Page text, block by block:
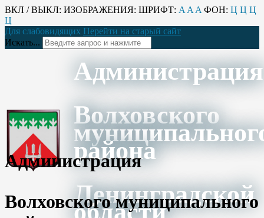
ВКЛ / ВЫКЛ: ИЗОБРАЖЕНИЯ: ШРИФТ: A A A ФОН: Ц Ц Ц
Ц
Для слабовидящих Перейти на старый сайт
Искать...
Администрация
Волховского
района
Ленинградской
области
Администрация
Волховского муниципального